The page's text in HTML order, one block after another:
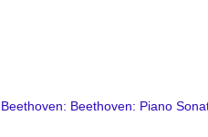
Beethoven: Piano